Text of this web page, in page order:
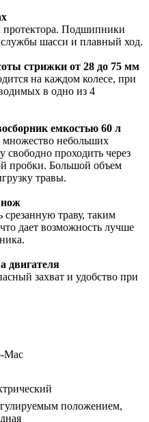
Подшипники
шасси и плавный ход.
стрижки от 28 до 75 мм
на каждом колесе, при
в одно из 4
емкостью 60 л
множество небольших
свободно проходить через
пробки. Большой объем
травы.
срезанную траву, таким
дает возможность лучше
двигателя
захват и удобство при
Mac
положением,